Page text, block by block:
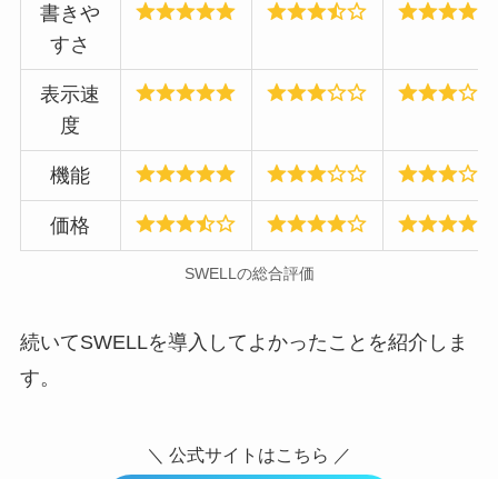
書きや
すさ
表示速
度
機能
価格
SWELLの総合評価
続いてSWELLを導入してよかったことを紹介しま
す。
＼ 公式サイトはこちら ／